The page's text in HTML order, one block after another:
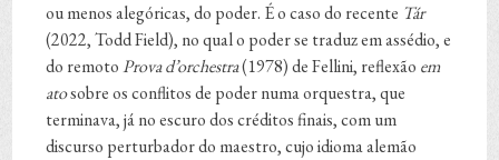
ou menos alegóricas, do poder. É o caso do recente Tár
(2022, Todd Field), no qual o poder se traduz em assédio, e
do remotoProva d’orchestra(1978) de Fellini, reflexão em
atosobre os conflitos de poder numa orquestra, que
terminava, já no escuro dos créditos finais, com um
discurso perturbador do maestro, cujo idioma alemão